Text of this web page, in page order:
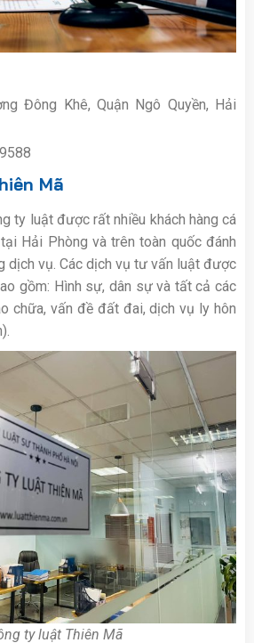
Đông Khê, Quận Ngô Quyền, Hải
Mã
ty luật được rất nhiều khách hàng cá
Hải Phòng và trên toàn quốc đánh
dịch vụ. Các dịch vụ tư vấn luật được
gồm: Hình sự, dân sự và tất cả các
chữa, vấn đề đất đai, dịch vụ ly hôn
ty luật Thiên Mã